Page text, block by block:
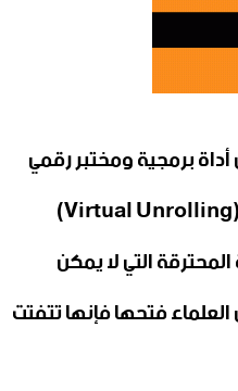
برمجية ومختبر رقمي
متخصص في “الفك الافتراضي” (Virtual Unrolling)
التي لا يمكن
فتحها فإنها تتفتت